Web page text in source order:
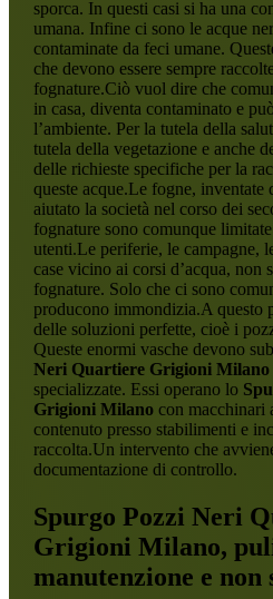
sporca. In questi casi si ha una
umana. Infine ci sono le acque
contaminate da feci umane.
che devono essere sempre
fognature.Ciò vuol dire che
in casa, diventa contaminato e
l’ambiente. Per la tutela della
tutela della vegetazione e anche
delle richieste specifiche per la
queste acque.Le fogne,
aiutato la società nel corso dei
fognature sono comunque
utenti.Le periferie, le campagne,
case vicino ai corsi d’acqua, non
fognature. Solo che ci sono
producono immondizia.A questo
delle soluzioni perfette, cioè i
Queste enormi vasche devono
Neri Quartiere Grigioni Milano
specializzate. Essi operano lo
Grigioni Milanocon macchinari
contenuto presso stabilimenti e
raccolta.Un intervento che
documentazione di controllo.
Spurgo Pozzi Neri
Grigioni Milano,
manutenzione e non